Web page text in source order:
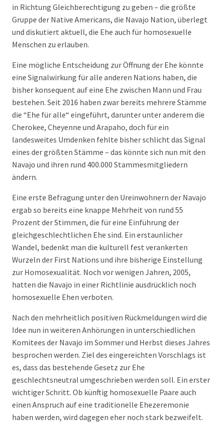
in Richtung Gleichberechtigung zu geben – die größte
Gruppe der Native Americans, die Navajo Nation, überlegt
und diskutiert aktuell, die Ehe auch für homosexuelle
Menschen zu erlauben.
Eine mögliche Entscheidung zur Öffnung der Ehe könnte
eine Signalwirkung für alle anderen Nations haben, die
bisher konsequent auf eine Ehe zwischen Mann und Frau
bestehen. Seit 2016 haben zwar bereits mehrere Stämme
die “Ehe für alle“ eingeführt, darunter unter anderem die
Cherokee, Cheyenne und Arapaho, doch für ein
landesweites Umdenken fehlte bisher schlicht das Signal
eines der größten Stämme – das könnte sich nun mit den
Navajo und ihren rund 400.000 Stammesmitgliedern
ändern.
Eine erste Befragung unter den Ureinwohnern der Navajo
ergab so bereits eine knappe Mehrheit von rund 55
Prozent der Stimmen, die für eine Einführung der
gleichgeschlechtlichen Ehe sind. Ein erstaunlicher
Wandel, bedenkt man die kulturell fest verankerten
Wurzeln der First Nations und ihre bisherige Einstellung
zur Homosexualität. Noch vor wenigen Jahren, 2005,
hatten die Navajo in einer Richtlinie ausdrücklich noch
homosexuelle Ehen verboten.
Nach den mehrheitlich positiven Rückmeldungen wird die
Idee nun in weiteren Anhörungen in unterschiedlichen
Komitees der Navajo im Sommer und Herbst dieses Jahres
besprochen werden. Ziel des eingereichten Vorschlags ist
es, dass das bestehende Gesetz zur Ehe
geschlechtsneutral umgeschrieben werden soll. Ein erster
wichtiger Schritt. Ob künftig homosexuelle Paare auch
einen Anspruch auf eine traditionelle Ehezeremonie
haben werden, wird dagegen eher noch stark bezweifelt.